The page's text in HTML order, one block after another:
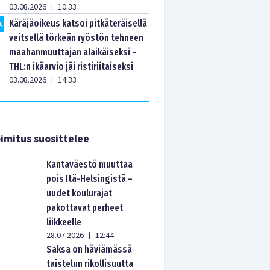
03.08.2026 | 10:33
.
Käräjäoikeus katsoi pitkäteräisellä
veitsellä törkeän ryöstön tehneen
maahanmuuttajan alaikäiseksi –
THL:n ikäarvio jäi ristiriitaiseksi
03.08.2026 | 14:33
suosittelee
Kantaväestö muuttaa
pois Itä-Helsingistä –
uudet koulurajat
pakottavat perheet
liikkeelle
28.07.2026 | 12:44
Saksa on häviämässä
taistelun rikollisuutta